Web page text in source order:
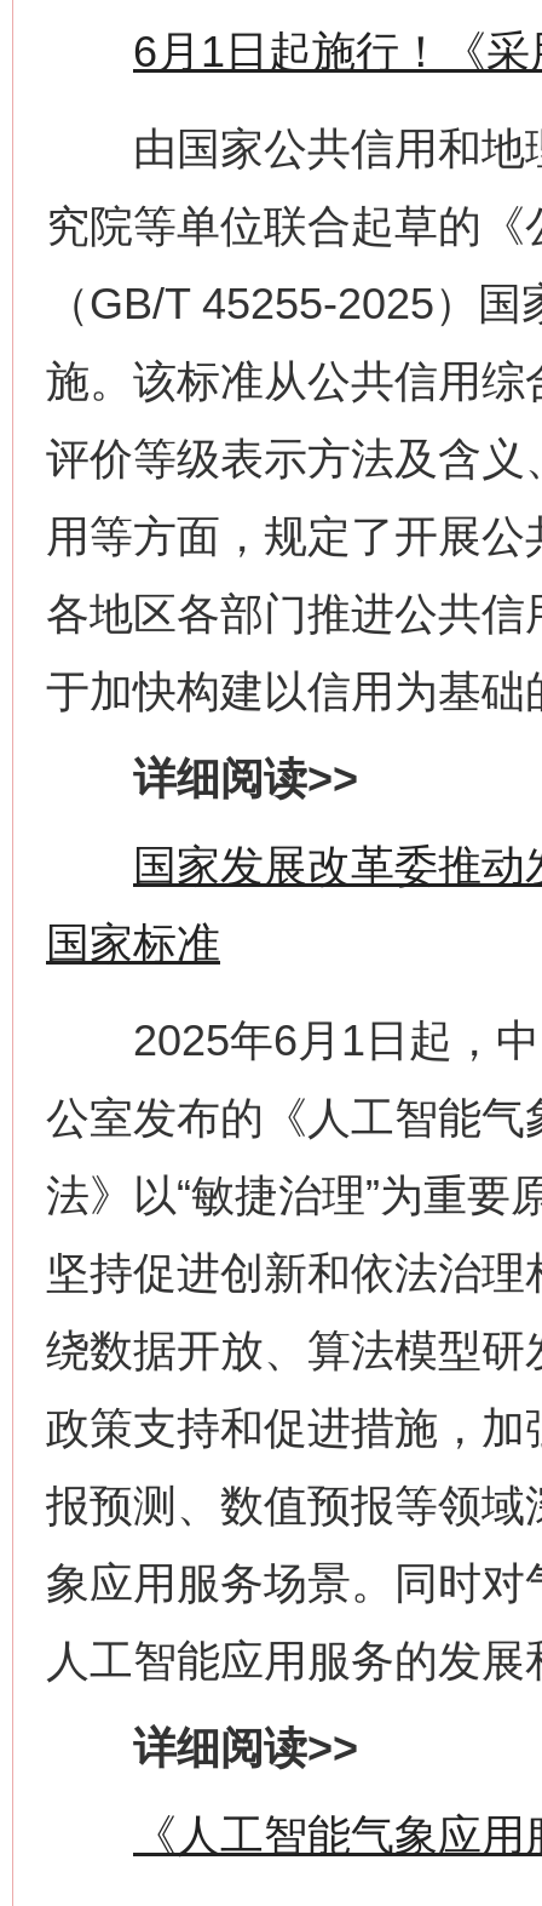
6月1日起施行！《
由国家公共信用和地
究院等单位联合起草的
（GB/T 45255-2025）
施。该标准从公共信用
评价等级表示方法及含
用等方面，规定了开展
各地区各部门推进公共
于加快构建以信用为基
详细阅读>>
国家发展改革委推
国家标准
2025年6月1日起，中
公室发布的《人工智能
法》以“敏捷治理”为重要
坚持促进创新和依法治
绕数据开放、算法模型
政策支持和促进措施，
报预测、数值预报等领
象应用服务场景。同时
人工智能应用服务的发
详细阅读>>
《人工智能气象应